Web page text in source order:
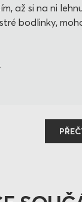
až si na ni
bodlinky,